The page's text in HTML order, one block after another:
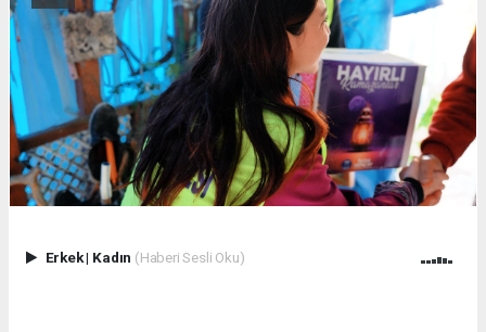
Erkek| Kadın (Haberi Sesli Oku)